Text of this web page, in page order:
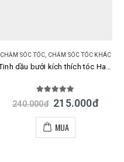
CHĂM SÓC TÓC CHĂM SÓC TÓC KHÁC
Tinh dầu bưởi kích thích tóc Hair Tonic Yanagiya Citrus 240ml Nhật Bản
out of 5
240.000đ 215.000đ
MUA